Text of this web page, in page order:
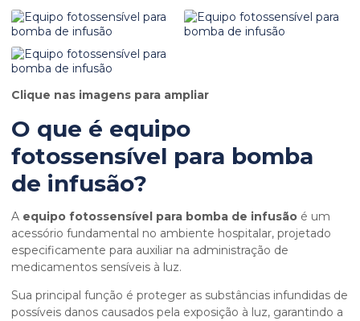
Clique nas imagens para ampliar
O que é equipo
fotossensível para bomba
de infusão?
A equipo fotossensível para bomba de infusão é um
acessório fundamental no ambiente hospitalar, projetado
especificamente para auxiliar na administração de
medicamentos sensíveis à luz.
Sua principal função é proteger as substâncias infundidas de
possíveis danos causados pela exposição à luz, garantindo a